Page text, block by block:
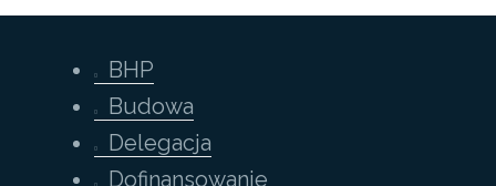
BHP
Budowa
Delegacja
Dofinansowanie